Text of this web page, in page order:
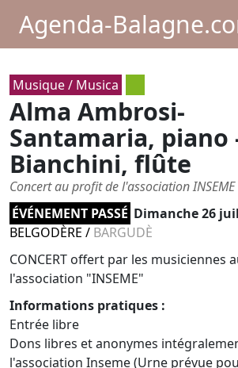
Agenda-
Musique / Musica
Alma Ambrosi-
Santamaria, piano
Bianchini, flûte
Concert au profit de l'association INSEME
ÉVÉNEMENT PASSÉ Dimanche 26
BELGODÈRE / BARGUDÈ
CONCERT offert par les musiciennes
l'association "INSEME"
Informations pratiques :
Entrée libre
Dons libres et anonymes
l'association Inseme (Urne prévue